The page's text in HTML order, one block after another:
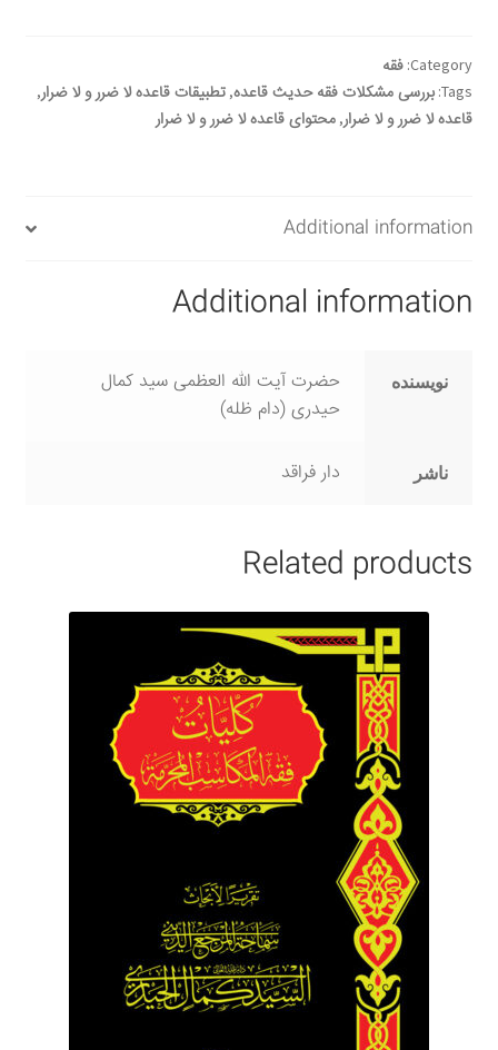
ضرار
quantity
Category: فقه
Tags: بررسی مشکلات فقه حدیث قاعده, تطبیقات قاعده لا ضرر و لا ضرار,
قاعده لا ضرر و لا ضرار, محتوای قاعده لا ضرر و لا ضرار
Additional information
Additional information
نویسنده
حضرت آیت الله العظمی سید کمال
حیدری (دام ظله)
ناشر دار فراقد
Related products